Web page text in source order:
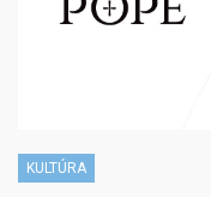
KULTÚRA